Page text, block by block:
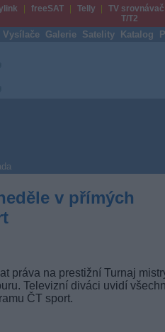
freeSAT Telly
TV srovnávač
T/T2
Vysílače Galerie Satelity Katalog
v přímých
práva na prestižní Turnaj
Televizní diváci uvidí
ČT sport.